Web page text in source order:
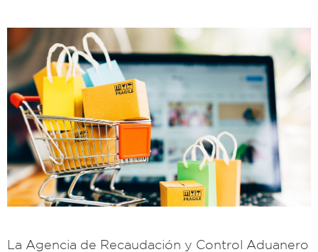
La Agencia de Recaudación y Control Aduanero